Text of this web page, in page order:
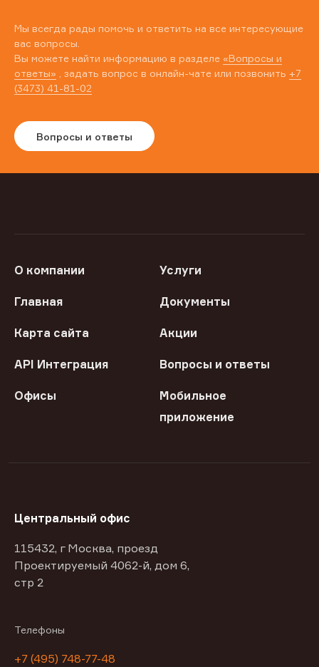
Мы всегда рады помочь и ответить на все интересующие
вас вопросы.
Вы можете найти информацию в разделе «Вопросы и
ответы» , задать вопрос в онлайн-чате или позвонить +7
(3473) 41-81-02
Вопросы и ответы
О компании Услуги
Главная Документы
Карта сайта Акции
API Интеграция Вопросы и ответы
Офисы
Мобильное
приложение
Центральный офис
115432, г Москва, проезд
Проектируемый 4062-й, дом 6,
стр 2
Телефоны
+7 (495) 748-77-48